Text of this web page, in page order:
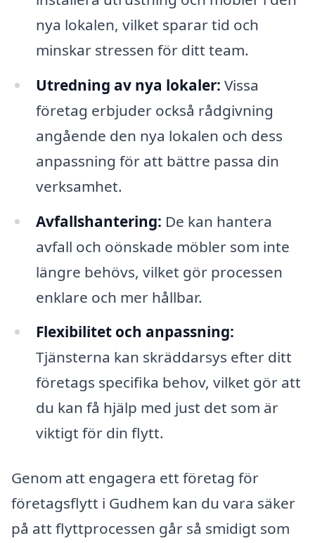
nya lokalen, vilket sparar tid och
minskar stressen för ditt team.
Utredning av nya lokaler: Vissa
företag erbjuder också rådgivning
angående den nya lokalen och dess
anpassning för att bättre passa din
verksamhet.
Avfallshantering: De kan hantera
avfall och oönskade möbler som inte
längre behövs, vilket gör processen
enklare och mer hållbar.
Flexibilitet och anpassning:
Tjänsterna kan skräddarsys efter ditt
företags specifika behov, vilket gör att
du kan få hjälp med just det som är
viktigt för din flytt.
Genom att engagera ett företag för
företagsflytt i Gudhem kan du vara säker
på att flyttprocessen går så smidigt som